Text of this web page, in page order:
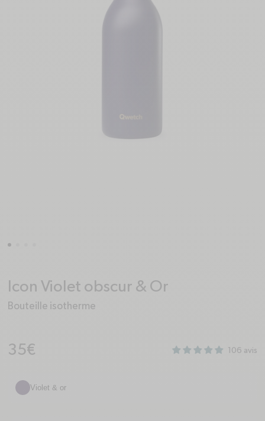
Icon Violet obscur & Or
Bouteille isotherme
Prix habituel
35€ 106 avis
Violet & or